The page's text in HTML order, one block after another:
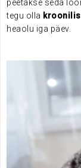
peetakse seda
tegu olla
heaolu iga päev.